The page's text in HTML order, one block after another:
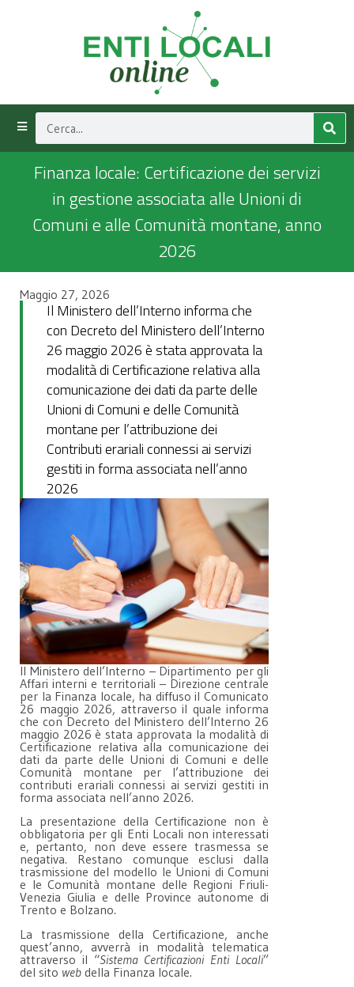
Finanza locale: Certificazione dei servizi
in gestione associata alle Unioni di
Comuni e alle Comunità montane, anno
2026
Maggio 27, 2026
Il Ministero dell’Interno informa che
con Decreto del Ministero dell’Interno
26 maggio 2026 è stata approvata la
modalità di Certificazione relativa alla
comunicazione dei dati da parte delle
Unioni di Comuni e delle Comunità
montane per l’attribuzione dei
Contributi erariali connessi ai servizi
gestiti in forma associata nell’anno
2026
Il Ministero dell’Interno – Dipartimento per gli
Affari interni e territoriali – Direzione centrale
per la Finanza locale, ha diffuso il Comunicato
26 maggio 2026, attraverso il quale informa
che con Decreto del Ministero dell’Interno 26
maggio 2026 è stata approvata la modalità di
Certificazione relativa alla comunicazione dei
dati da parte delle Unioni di Comuni e delle
Comunità montane per l’attribuzione dei
contributi erariali connessi ai servizi gestiti in
forma associata nell’anno 2026.
La presentazione della Certificazione non è
obbligatoria per gli Enti Locali non interessati
e, pertanto, non deve essere trasmessa se
negativa. Restano comunque esclusi dalla
trasmissione del modello le Unioni di Comuni
e le Comunità montane delle Regioni Friuli-
Venezia Giulia e delle Province autonome di
Trento e Bolzano.
La trasmissione della Certificazione, anche
quest’anno, avverrà in modalità telematica
attraverso il “Sistema Certificazioni Enti Locali”
del sito web della Finanza locale.